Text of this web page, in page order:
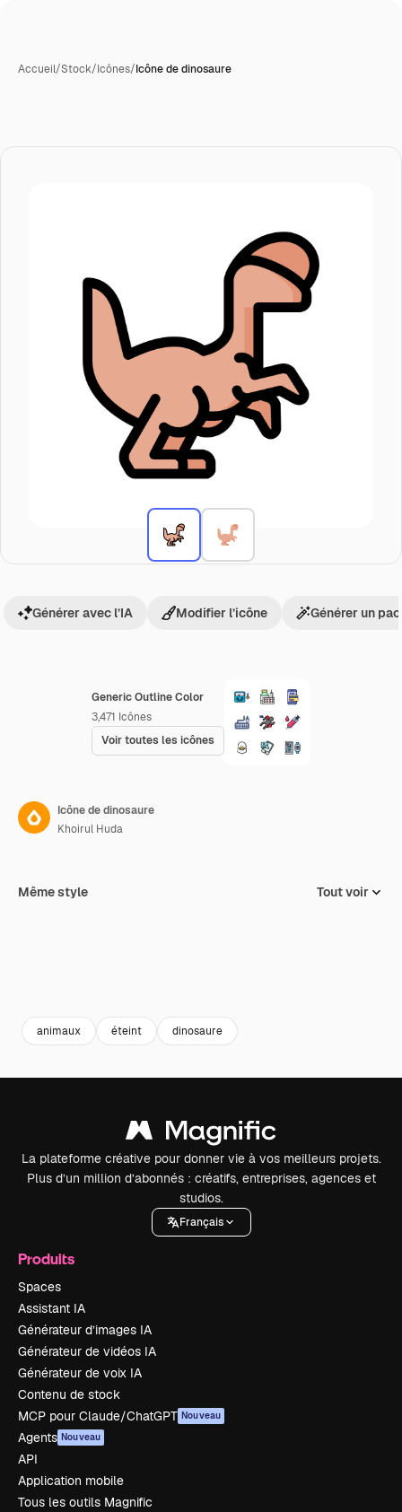
Accueil/Stock/Icônes/Icône de dinosaure
Generic Outline Color
3,471 Icônes
Voir toutes les icônes
Générer avec l’IA Modifier l’icône Générer un
Icône de dinosaure
Khoirul Huda
Même style Tout voir
animaux éteint dinosaure
La plateforme créative pour donner vie à vos meilleurs projets.
Plus d’un million d’abonnés : créatifs, entreprises, agences et
studios.
Français
Produits
Spaces
Assistant IA
Générateur d’images IA
Générateur de vidéos IA
Générateur de voix IA
Contenu de stock
MCP pour Claude/ChatGPT Nouveau
Agents Nouveau
API
Application mobile
Tous les outils Magnific